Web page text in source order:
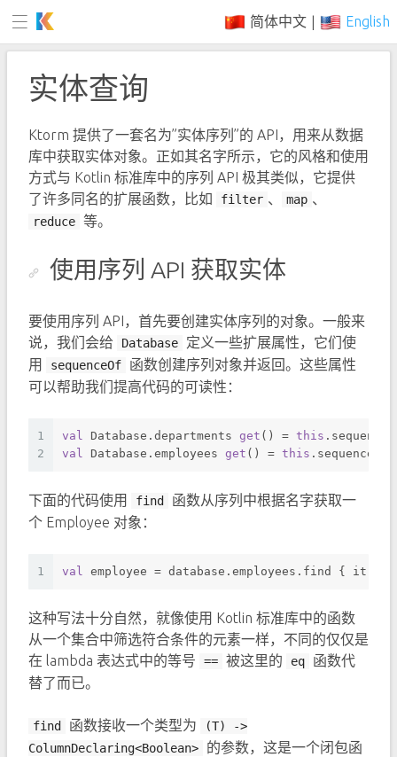
简体中文 English
实体查询
Ktorm 提供了一套名为”实体序列”的 API，用来从数据
库中获取实体对象。正如其名字所示，它的风格和使用
方式与 Kotlin 标准库中的序列 API 极其类似，它提供
了许多同名的扩展函数，比如
filter 、 map 、
reduce 等。
使用序列 API 获取实体
要使用序列 API，首先要创建实体序列的对象。一般来
说，我们会给
Database
定义一些扩展属性，它们使
用
sequenceOf
函数创建序列对象并返回。这些属性
可以帮助我们提高代码的可读性：
1
2
val Database.departments get () = this
val Database.employees get () = this
下面的代码使用 find
函数从序列中根据名字获取一
个 Employee 对象：
1 val employee = database.employees.find {
这种写法十分自然，就像使用 Kotlin 标准库中的函数
从一个集合中筛选符合条件的元素一样，不同的仅仅是
在 lambda 表达式中的等号
== 被这里的 eq
函数代
替了而已。
find 函数接收一个类型为
(T) ->
ColumnDeclaring<Boolean>
的参数，这是一个闭包函